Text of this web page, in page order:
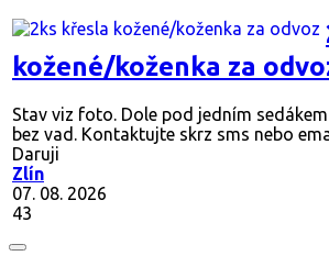
kožené/koženka za
Stav viz foto. Dole pod jedním
bez vad. Kontaktujte skrz sms nebo
Daruji
Zlín
07. 08. 2026
43